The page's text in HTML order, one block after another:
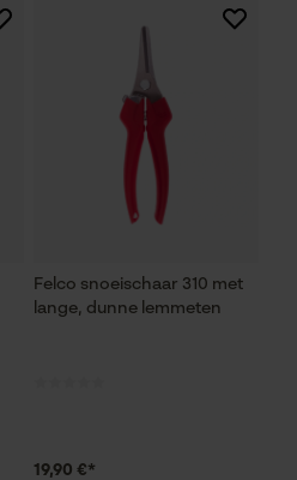
Felco snoeischaar 310 met
lange, dunne lemmeten
19,90 €*